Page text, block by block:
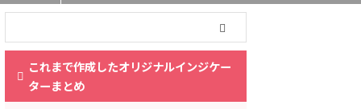
これまで作成したオリジナルインジケー
ターまとめ